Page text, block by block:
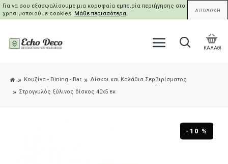
Για να σου εξασφαλίσουμε μια κορυφαία εμπειρία περιήγησης στο site μας,
χρησιμοποιούμε cookies. Μάθε περισσότερα. ΑΠΟΔΟΧΗ
ΚΑΛΑΘΙ
Κουζίνα - Dining - Bar
Δίσκοι και Καλάθια Σερβιρίσματος
Στρογγυλός ξύλινος δίσκος 40x5 εκ
-10 %